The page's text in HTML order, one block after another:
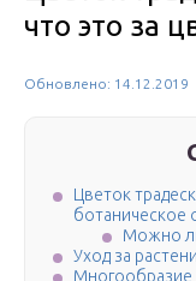
что это за
Обновлено: 14.12.2019
Цветок
ботаническое
Можно
Уход за
Многообразие